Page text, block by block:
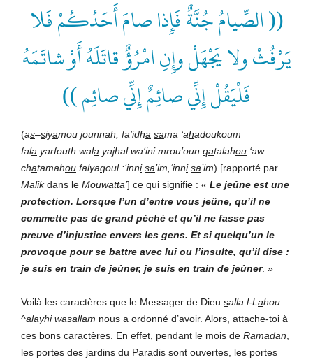
(( الصِّيامُ جُنَّةٌ فَإِذا صامَ أَحَدُكُمْ فَلا
يَرْفُثْ ولا يَجْهَلْ وإِنِ امْرُؤٌ قاتَلَهُ أَوْ شاتَمَهُ
فَلْيَقُلْ إِنِّي صائِمٌ إِنِّي صائِم ))
(as–siyamou jounnah, fa’idha sama ‘ahadoukoum
fala yarfouth wala yajhal wa‘ini mrou’oun qatalahou ‘aw
chatamahou falyaqoul :‘inni sa’im,‘inni sa’im) [rapporté par
Malikdans le Mouwatta’] ce qui signifie : « Le jeûne est une
protection. Lorsque l’un d’entre vous jeûne, qu’il ne
commette pas de grand péché et qu’il ne fasse pas
preuve d’injustice envers les gens. Et si quelqu’un le
provoque pour se battre avec lui ou l’insulte, qu’il dise :
je suis en train de jeûner, je suis en train de jeûner. »
Voilà les caractères que le Messager de Dieu salla l-L ahou
^alayhi wasallam nous a ordonné d’avoir. Alors, attache-toi à
ces bons caractères. En effet, pendant le mois de Ramadan
les portes des jardins du Paradis sont ouvertes, les portes